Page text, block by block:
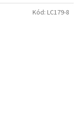
Kód: LC179-8